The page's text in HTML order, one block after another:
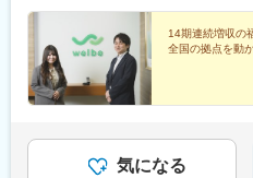
14期連続増収の
全国の拠点を動
気になる